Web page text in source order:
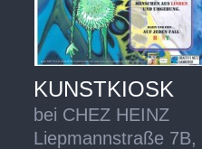
KUNSTKIOSK
bei CHEZ HEINZ
Liepmannstraße 7B,